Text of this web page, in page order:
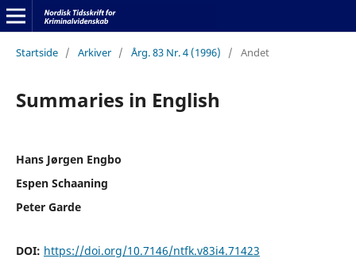
Startside / Arkiver / Årg. 83 Nr. 4 (1996) / Andet
Summaries in English
Hans Jørgen Engbo
Espen Schaaning
Peter Garde
DOI: https://doi.org/10.7146/ntfk.v83i4.71423